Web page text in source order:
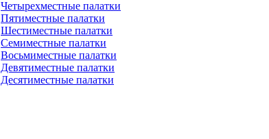
Четырехместные палатки
Пятиместные палатки
Шестиместные палатки
Семиместные палатки
Восьмиместные палатки
Девятиместные палатки
Десятиместные палатки